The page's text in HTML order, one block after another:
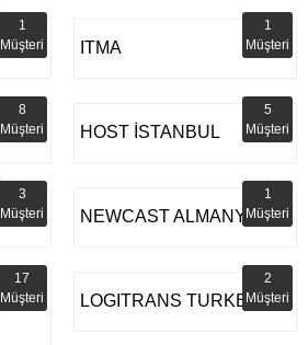
1
Müşteri
ITMA
1
Müşteri
8
Müşteri
HOST İSTANBUL
5
Müşteri
3
Müşteri
NEWCAST ALMANYA
1
Müşteri
17
Müşteri
LOGITRANS TURKEY
2
Müşteri